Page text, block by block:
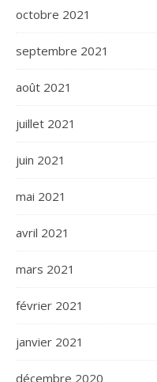
octobre 2021
septembre 2021
août 2021
juillet 2021
juin 2021
mai 2021
avril 2021
mars 2021
février 2021
janvier 2021
décembre 2020